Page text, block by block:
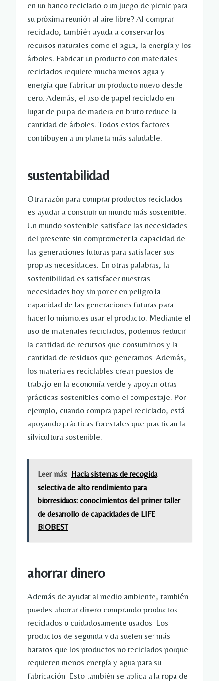
en un banco reciclado o un juego de picnic para
su próxima reunión al aire libre? Al comprar
reciclado, también ayuda a conservar los
recursos naturales como el agua, la energía y los
árboles. Fabricar un producto con materiales
reciclados requiere mucha menos agua y
energía que fabricar un producto nuevo desde
cero. Además, el uso de papel reciclado en
lugar de pulpa de madera en bruto reduce la
cantidad de árboles. Todos estos factores
contribuyen a un planeta más saludable.
sustentabilidad
Otra razón para comprar productos reciclados
es ayudar a construir un mundo más sostenible.
Un mundo sostenible satisface las necesidades
del presente sin comprometer la capacidad de
las generaciones futuras para satisfacer sus
propias necesidades. En otras palabras, la
sostenibilidad es satisfacer nuestras
necesidades hoy sin poner en peligro la
capacidad de las generaciones futuras para
hacer lo mismo.es usar el producto. Mediante el
uso de materiales reciclados, podemos reducir
la cantidad de recursos que consumimos y la
cantidad de residuos que generamos. Además,
los materiales reciclables crean puestos de
trabajo en la economía verde y apoyan otras
prácticas sostenibles como el compostaje. Por
ejemplo, cuando compra papel reciclado, está
apoyando prácticas forestales que practican la
silvicultura sostenible.
Leer más: Hacia sistemas de recogida
selectiva de alto rendimiento para
biorresiduos: conocimientos del primer taller
de desarrollo de capacidades de LIFE
BIOBEST
ahorrar dinero
Además de ayudar al medio ambiente, también
puedes ahorrar dinero comprando productos
reciclados o cuidadosamente usados. Los
productos de segunda vida suelen ser más
baratos que los productos no reciclados porque
requieren menos energía y agua para su
fabricación. Esto también se aplica a la ropa de